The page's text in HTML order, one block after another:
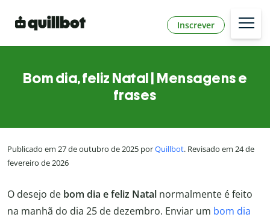
Inscrever
Bom dia, feliz Natal | Mensagens e
frases
Publicado em 27 de outubro de 2025 porQuillbot. Revisado em 24 de
fevereiro de 2026
O desejo de bom dia e feliz Natal normalmente é feito
na manhã do dia 25 de dezembro. Enviar um bom dia